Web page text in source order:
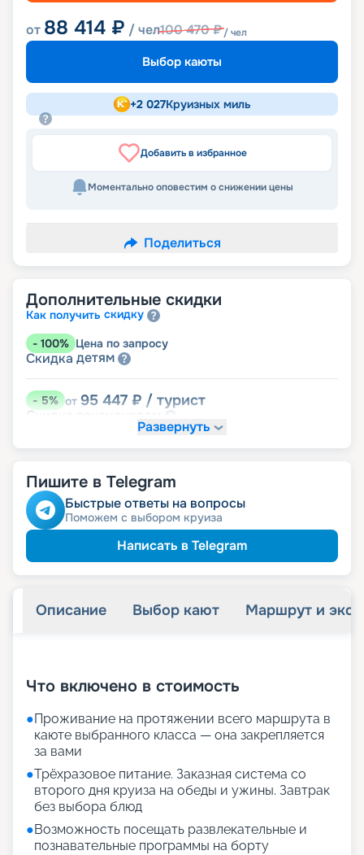
от 88 414 ₽ / чел100 470₽/ чел
Выбор каюты
+2 027Круизных миль
Добавить в избранное
Моментально оповестим о снижении цены
Поделиться
Дополнительные скидки
Как получить скидку
- 100% Цена по запросу
Скидка детям
-5% от 95 447 ₽ / турист
Скидка
Развернуть
Пишите в Telegram
Быстрые ответы на вопросы
Поможем с выбором круиза
Написать в Telegram
Описание Выбор кают Маршрут и
Что включено в стоимость
●Проживание на протяжении всего маршрута в
каюте выбранного класса — она закрепляется
за вами
●Трёхразовое питание. Заказная система со
второго дня круиза на обеды и ужины. Завтрак
без выбора блюд
●Возможность посещать развлекательные и
познавательные программы на борту